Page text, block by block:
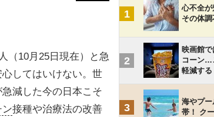
（10月25日現在）と急
してはいけない。世
減した今の日本こそ
ン接種や治療法の改善
1
心不全
その体
2
映画館
コーン…
軽減する
3
海やプ
帯！ ク